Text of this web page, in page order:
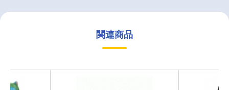
関連商品